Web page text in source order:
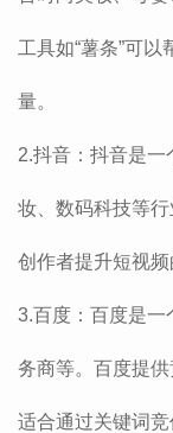
工具如“薯条”可
量‌。
‌2.抖音‌：抖音是
妆、数码科技等行
创作者提升短视频
‌3.百度‌：百度是一
务商等。百度提
适合通过关键词竞